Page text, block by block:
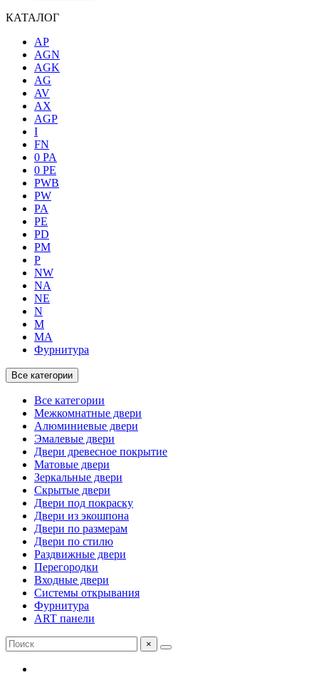
КАТАЛОГ
AP
AGN
AGK
AG
AV
AX
AGP
I
FN
0 PA
0 PE
PWB
PW
PA
PE
PD
PM
P
NW
NA
NE
N
M
MA
Фурнитура
Все категории
Все категории
Межкомнатные двери
Алюминиевые двери
Эмалевые двери
Двери древесное покрытие
Матовые двери
Зеркальные двери
Скрытые двери
Двери под покраску
Двери из экошпона
Двери по размерам
Двери по стилю
Раздвижные двери
Перегородки
Входные двери
Системы открывания
Фурнитура
ART панели
×